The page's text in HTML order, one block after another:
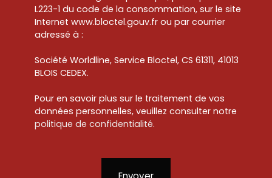
L223-1 du code de la consommation, sur le site
Internet www.bloctel.gouv.fr ou par courrier
adressé à :
Société Worldline, Service Bloctel, CS 61311, 41013
BLOIS CEDEX.
Pour en savoir plus sur le traitement de vos
données personnelles, veuillez consulter notre
politique de confidentialité.